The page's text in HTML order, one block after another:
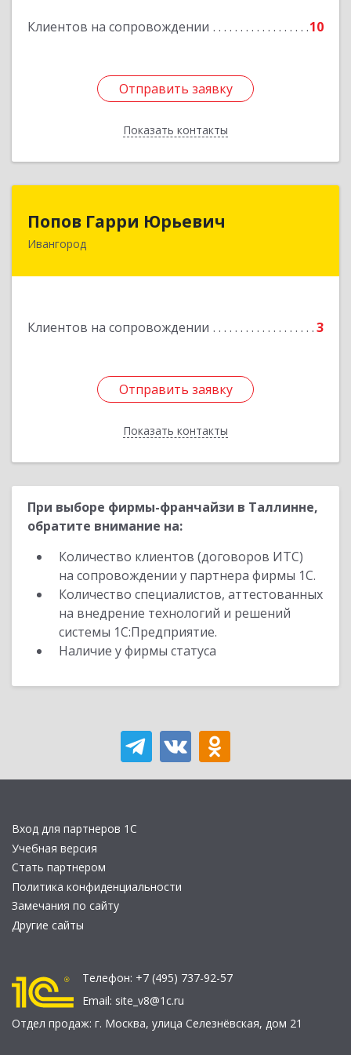
Клиентов на сопровождении 10
Отправить заявку
Показать контакты
Отправить заявку
Назад
Попов Гарри Юрьевич
Ивангород
Клиентов на сопровождении 3
Отправить заявку
Показать контакты
Отправить заявку
Назад
При выборе фирмы-франчайзи в Таллинне,
обратите внимание на:
Количество клиентов (договоров ИТС)
на сопровождении у партнера фирмы 1С.
Количество специалистов, аттестованных
на внедрение технологий и решений
системы 1С:Предприятие.
Наличие у фирмы статуса
Вход для партнеров 1С
Учебная версия
Стать партнером
Политика конфиденциальности
Замечания по сайту
Другие сайты
Телефон: +7 (495) 737-92-57
Email: site_v8@1c.ru
Отдел продаж: г. Москва, улица Селезнёвская, дом 21